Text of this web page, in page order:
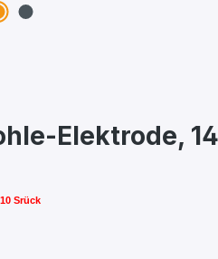
Elektrode,
Srück